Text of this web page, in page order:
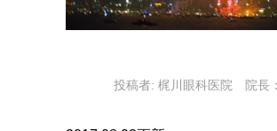
投稿者: 梶川眼科医院 院長